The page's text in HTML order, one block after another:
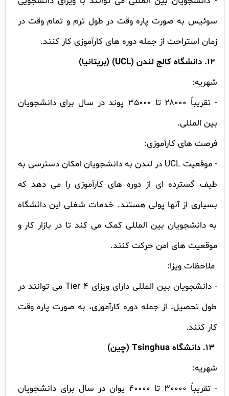
سوئیس به صورت پاره وقت در طول ترم و تمام وقت در
زمان استراحت از جمله دوره های کارآموزی کار کنند.
12. دانشگاه کالج لندن (
UCL) (بریتانیا)
شهریه:
- تقریباً 28000 تا 35000 پوند در سال برای دانشجویان
بین المللی.
فرصت های کارآموزی:
- موقعیت UCL در لندن به دانشجویان امکان دسترسی به
طیف گسترده ای از دوره های کارآموزی را می دهد که
بسیاری از آنها پولی هستند. خدمات شغلی این دانشگاه
به دانشجویان بین المللی کمک می کند تا در بازار کار و
موقعیت های امن حرکت کنند.
ملاحظات ویزا:
- دانشجویان بین المللی دارای ویزای Tier 4 می توانند در
طول تحصیل، از جمله دوره کارآموزی، به صورت پاره وقت
کار کنند.
13. دانشگاه
Tsinghua (چین)
شهریه:
- تقریباً 30000 تا 40000 یوان در سال برای دانشجویان